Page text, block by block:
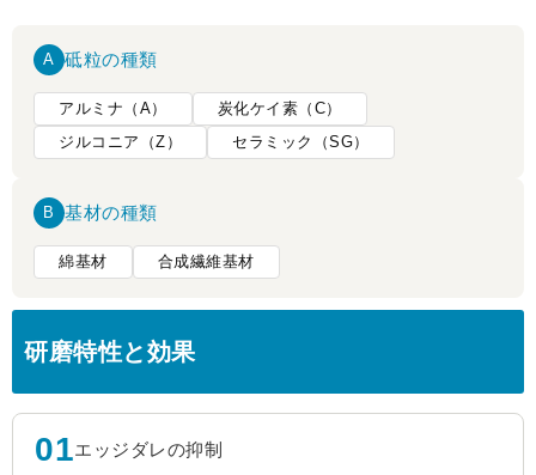
A 砥粒の種類
アルミナ（A）
炭化ケイ素（C）
ジルコニア（Z）
セラミック（SG）
B 基材の種類
綿基材 合成繊維基材
研磨特性と効果
01エッジダレの抑制